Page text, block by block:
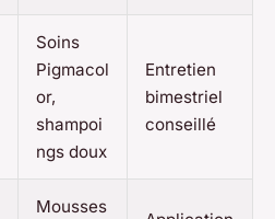
Soins
Pigmacol
or,
shampoi
ngs doux
Entretien
bimestriel
conseillé
Mousses